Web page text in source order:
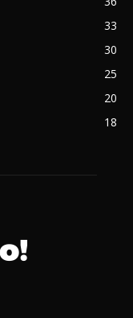
33
30
25
20
18